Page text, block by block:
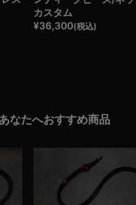
カスタム
¥36,300(税込)
あなたへおすすめ商品